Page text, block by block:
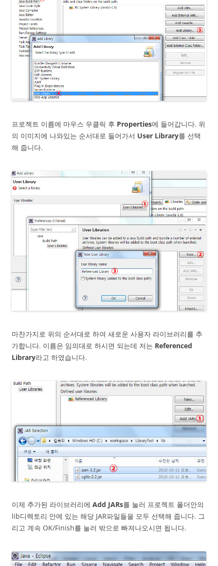
프로젝트 이름에 마우스 우클릭 후 Properties에 들어갑니다. 위
의 이미지에 나와있는 순서대로 들어가서 User Library를 선택
해 줍니다.
마찬가지로 위의 순서대로 하여 새로운 사용자 라이브러리를 추
가합니다. 이름은 임의대로 하시면 되는데 저는 Referenced
Library라고 하였습니다.
이제 추가된 라이브러리에 Add JARs를 눌러 프로젝트 폴더안의
lib디렉토리 안에 있는 해당 JAR파일들을 모두 선택해 줍니다. 그
리고 계속 OK/Finish를 눌러 밖으로 빠져나오시면 됩니다.